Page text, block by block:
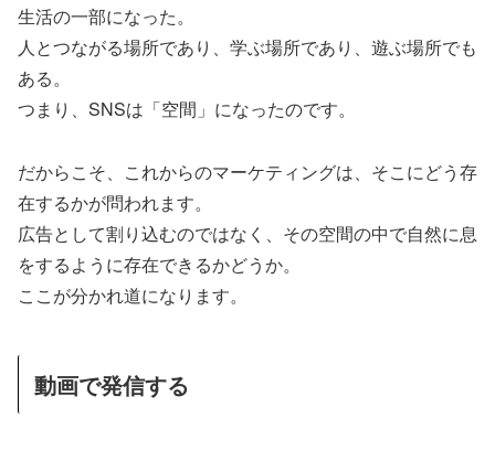
生活の一部になった。
人とつながる場所であり、学ぶ場所であり、遊ぶ場所でも
ある。
つまり、SNSは「空間」になったのです。
だからこそ、これからのマーケティングは、そこにどう存
在するかが問われます。
広告として割り込むのではなく、その空間の中で自然に息
をするように存在できるかどうか。
ここが分かれ道になります。
動画で発信する